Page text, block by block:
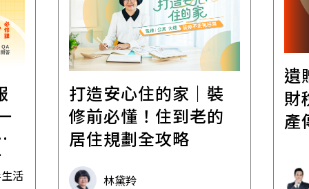
活
打造安心住的家｜裝
修前必懂！住到老的
居住規劃全攻略
林黛羚
遺
財
產